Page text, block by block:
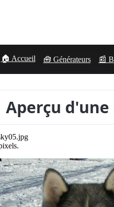
🏠 Accueil 🧰 Générateurs 📰
Aperçu d'une